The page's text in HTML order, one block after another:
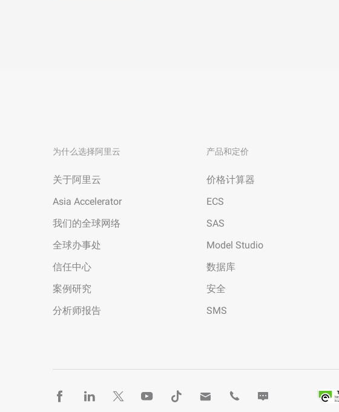
为什么选择阿里云
关于阿里云
Asia Accelerator
我们的全球网络
全球办事处
信任中心
案例研究
分析师报告
产品和定价
价格计算器
ECS
SAS
Model Studio
数据库
安全
SMS